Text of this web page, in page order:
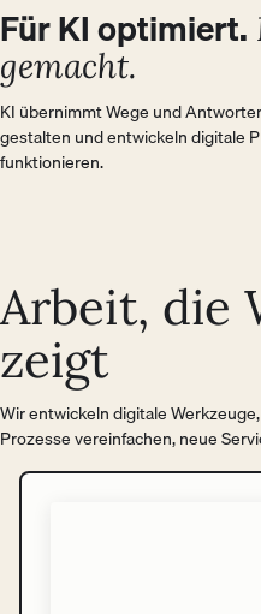
USER
Für KI optimiert.
gemacht.
KI übernimmt Wege und
gestalten und entwickeln digitale
funktionieren.
Arbeit, die
zeigt
Wir entwickeln digitale
Prozesse vereinfachen, neue